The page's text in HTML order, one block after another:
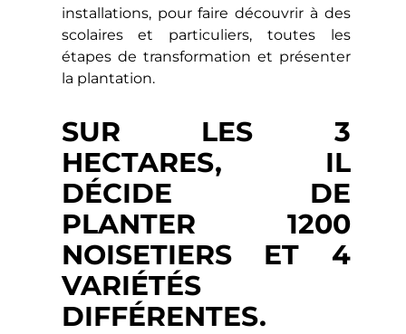
installations, pour faire découvrir à des
scolaires et particuliers, toutes les
étapes de transformation et présenter
la plantation.
SUR LES 3
HECTARES, IL
DÉCIDE DE
PLANTER 1200
NOISETIERS ET 4
VARIÉTÉS
DIFFÉRENTES.